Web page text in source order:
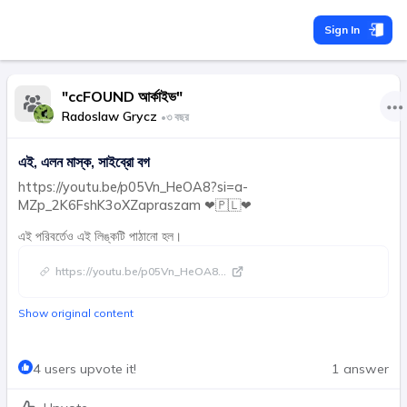
Sign In
"ccFOUND আর্কাইভ"
Radoslaw Grycz •৩ বছর
এই, এলন মাস্ক, সাইব্রো বগ
https://youtu.be/p05Vn_HeOA8?si=a-
MZp_2K6FshK3oXZapraszam ❤🇵🇱❤
এই পরিবর্তেও এই লিঙ্কটি পাঠানো হল।
https://youtu.be/p05Vn_HeOA8...
Show original content
4 users upvote it! 1 answer